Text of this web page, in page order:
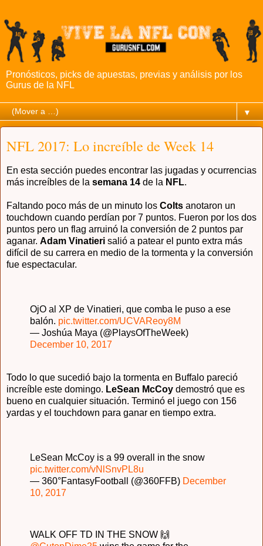
Pronósticos, picks de apuestas, previas y análisis por los
Gurus de la NFL
▼
NFL 2017: Lo increíble de Week 14
En esta sección puedes encontrar las jugadas y ocurrencias
más increíbles de la semana 14 de la NFL.
Faltando poco más de un minuto los Colts anotaron un
touchdown cuando perdían por 7 puntos. Fueron por los dos
puntos pero un flag arruinó la conversión de 2 puntos par
aganar. Adam Vinatieri salió a patear el punto extra más
difícil de su carrera en medio de la tormenta y la conversión
fue espectacular.
OjO al XP de Vinatieri, que comba le puso a ese
balón. pic.twitter.com/UCVAReoy8M
— Joshúa Maya (@PlaysOfTheWeek)
December 10, 2017
Todo lo que sucedió bajo la tormenta en Buffalo pareció
increíble este domingo. LeSean McCoy demostró que es
bueno en cualquier situación. Terminó el juego con 156
yardas y el touchdown para ganar en tiempo extra.
LeSean McCoy is a 99 overall in the snow
pic.twitter.com/vNlSnvPL8u
— 360°FantasyFootball (@360FFB) December
10, 2017
WALK OFF TD IN THE SNOW 🙌